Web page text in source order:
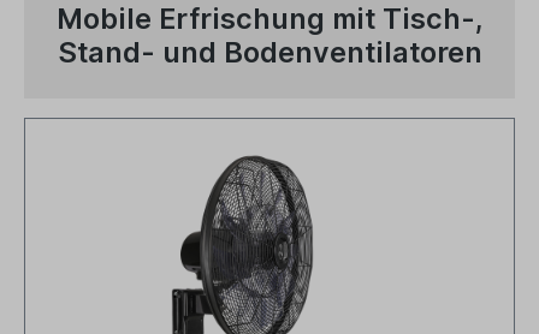
Mobile Erfrischung mit Tisch-,
Stand- und Bodenventilatoren